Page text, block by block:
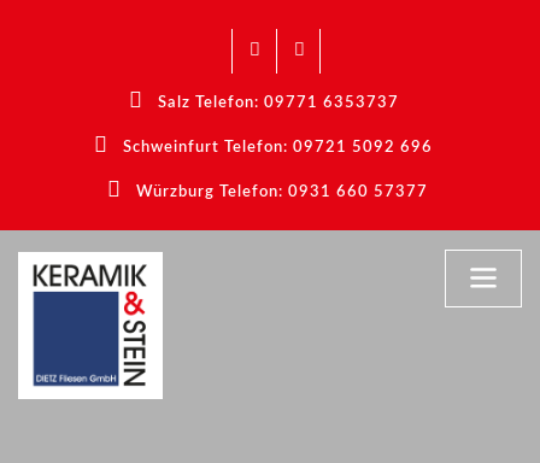
Salz Telefon: 09771 6353737
Schweinfurt Telefon: 09721 5092 696
Würzburg Telefon: 0931 660 57377